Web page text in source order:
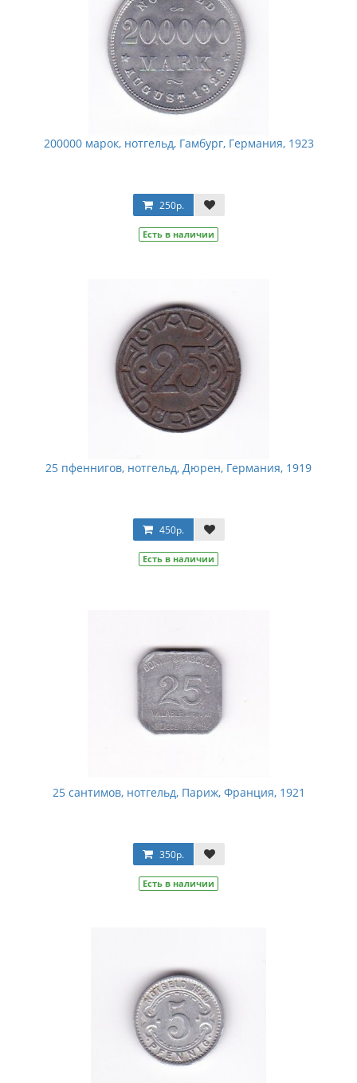
200000 марок, нотгельд, Гамбург, Германия, 1923
250р.
Есть в наличии
25 пфеннигов, нотгельд, Дюрен, Германия, 1919
450р.
Есть в наличии
25 сантимов, нотгельд, Париж, Франция, 1921
350р.
Есть в наличии